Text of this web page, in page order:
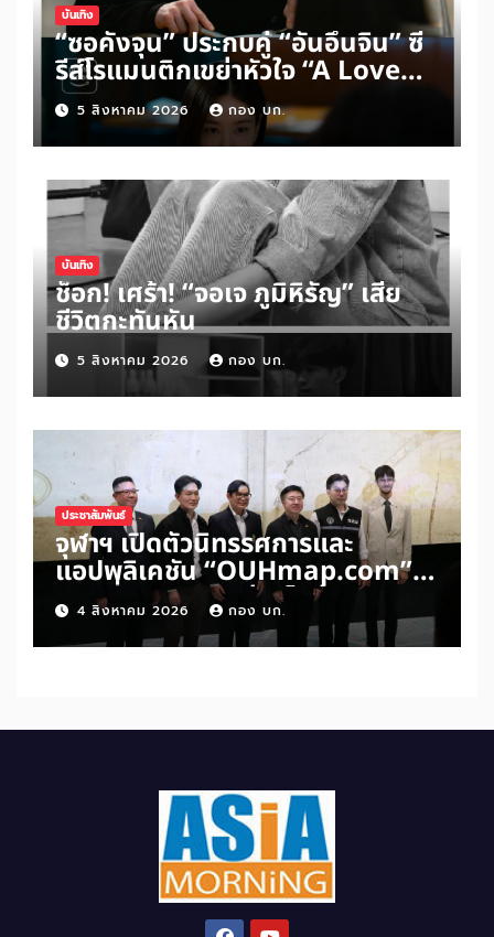
บันเทิง
“ซอคังจุน” ประกบคู่ “อันอึนจิน” ซี
รีส์โรแมนติกเขย่าหัวใจ “A Love
Other Than Yours”
5 สิงหาคม 2026 กอง บก.
บันเทิง
ช็อก! เศร้า! “จอเจ ภูมิหิรัญ” เสีย
ชีวิตกะทันหัน
5 สิงหาคม 2026 กอง บก.
ประชาสัมพันธ์
จุฬาฯ เปิดตัวนิทรรศการและ
แอปพลิเคชัน “OUHmap.com”
ระยะที่ 2 ปักหมุดย่านไชน่าทาวน์–
บรรทัดทอง–สามย่าน เชื่อมโยง
มรดกเมืองสามัญด้าน “อาหาร–
4 สิงหาคม 2026 กอง บก.